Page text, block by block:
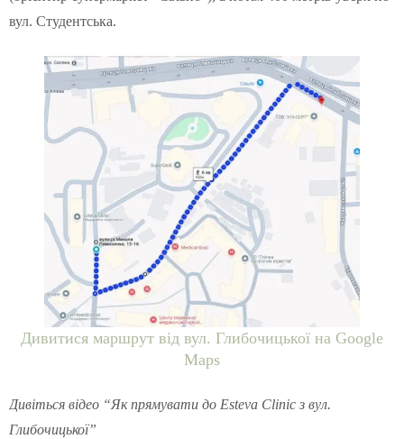
вул. Студентська.
Дивитися маршрут від вул. Глибочицької на Google
Maps
Дивіться відео “Як прямувати до Esteva Clinic з вул.
Глибочицької”